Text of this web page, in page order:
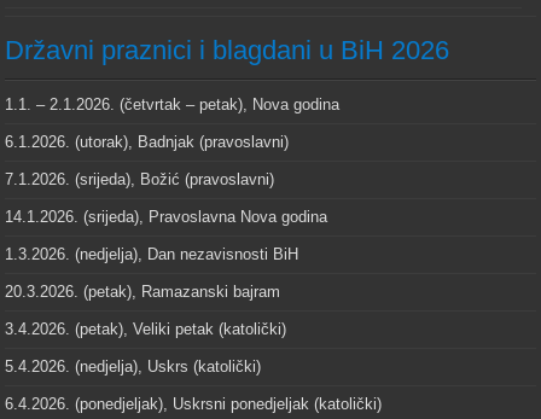
Državni praznici i blagdani u BiH 2026
1.1. – 2.1.2026. (četvrtak – petak), Nova godina
6.1.2026. (utorak), Badnjak (pravoslavni)
7.1.2026. (srijeda), Božić (pravoslavni)
14.1.2026. (srijeda), Pravoslavna Nova godina
1.3.2026. (nedjelja), Dan nezavisnosti BiH
20.3.2026. (petak), Ramazanski bajram
3.4.2026. (petak), Veliki petak (katolički)
5.4.2026. (nedjelja), Uskrs (katolički)
6.4.2026. (ponedjeljak), Uskrsni ponedjeljak (katolički)